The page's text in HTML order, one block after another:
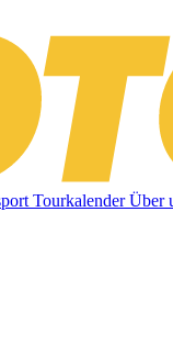
TourkalenderÜber